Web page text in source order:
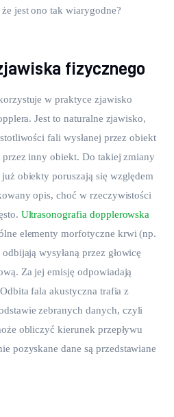
jest ono tak wiarygodne?
fizycznego
w praktyce zjawisko
Jest to naturalne zjawisko,
fali wysłanej przez obiekt
inny obiekt. Do takiej zmiany
obiekty poruszają się względem
opis, choć w rzeczywistości
Ultrasonografia dopplerowska
elementy morfotyczne krwi (np.
wysyłaną przez głowicę
Za jej emisję odpowiadają
fala akustyczna trafia z
zebranych danych, czyli
obliczyć kierunek przepływu
pozyskane dane są przedstawiane